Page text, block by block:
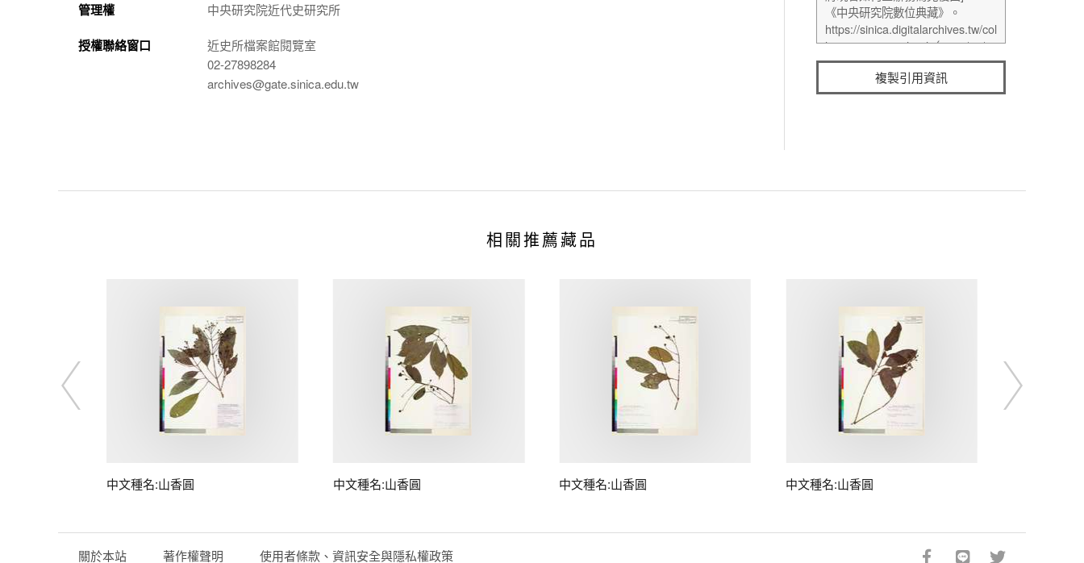
管理權 中央研究院近代史研究所
授權聯絡窗口
近史所檔案館閱覽室
02-27898284
archives@gate.sinica.edu.tw
複製引用資訊
相關推薦藏品
中文種名:山香圓 中文種名:山香圓 中文種名:山香圓 中文種名:山香圓
關於本站 著作權聲明 使用者條款、資訊安全與隱私權政策